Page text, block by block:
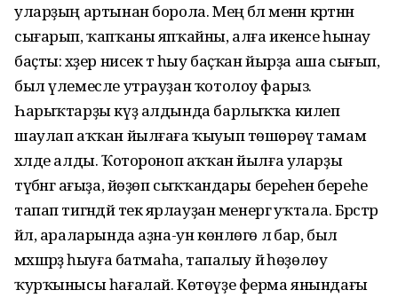
уларҙың артынан борола. Мең бәлә менән кәртәнән
сығарып, ҡапҡаны япҡайны, алға икенсе һынау
баҫты: хәҙер нисек тә һыу баҫҡан йырҙа аша сығып,
был үлемесле утрауҙан ҡотолоу фарыз.
Һарыҡтарҙы күҙ алдында барлыҡҡа килеп
шаулап аҡҡан йылғаға ҡыуып төшөрөү тамам
хәлде алды. Ҡотороноп аҡҡан йылға уларҙы
түбәнгә ағыҙа, йөҙөп сыҡҡандары береһен береһе
тапап тигәндәй текә ярлауҙан менергә уҡтала. Бәрәстәр
йәл, араларында аҙна-ун көнлөгө лә бар, был
мәхшәрҙә һыуға батмаһа, тапалыу йә һөҙөлөу
ҡурҡынысы һағалай. Көтөүҙе ферма янындағы